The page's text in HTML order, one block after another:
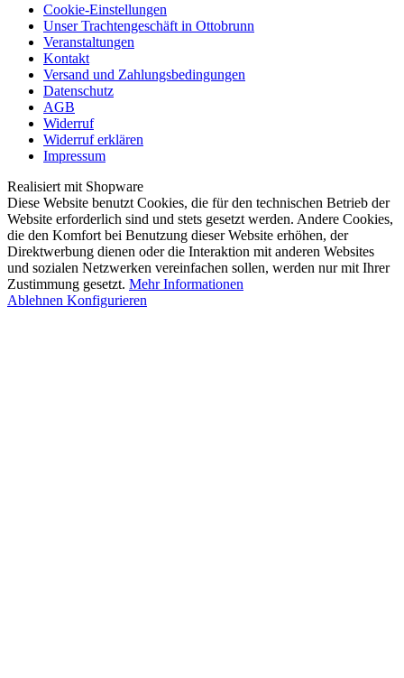
Cookie-Einstellungen
Unser Trachtengeschäft in Ottobrunn
Veranstaltungen
Kontakt
Versand und Zahlungsbedingungen
Datenschutz
AGB
Widerruf
Widerruf erklären
Impressum
Realisiert mit Shopware
Diese Website benutzt Cookies, die für den technischen Betrieb der
Website erforderlich sind und stets gesetzt werden. Andere Cookies,
die den Komfort bei Benutzung dieser Website erhöhen, der
Direktwerbung dienen oder die Interaktion mit anderen Websites
und sozialen Netzwerken vereinfachen sollen, werden nur mit Ihrer
Zustimmung gesetzt. Mehr Informationen
Ablehnen Konfigurieren